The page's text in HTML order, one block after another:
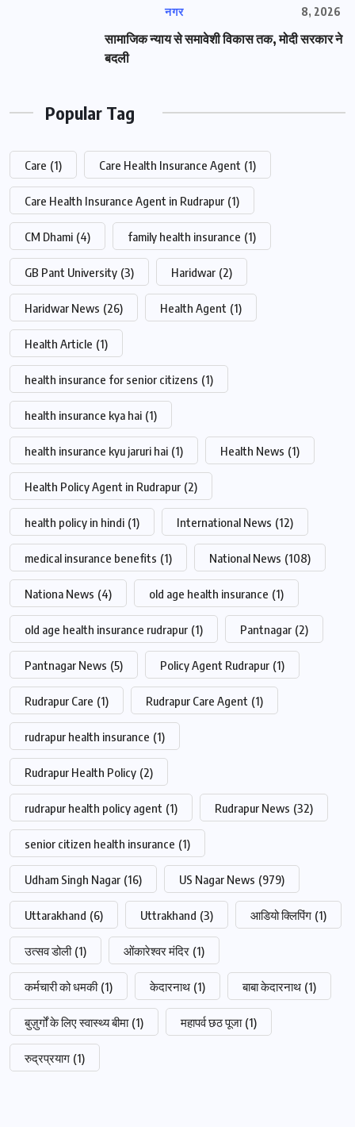
नगर 8, 2026
सामाजिक न्याय से समावेशी विकास तक, मोदी सरकार ने
बदली
Popular Tag
Care (1) Care Health Insurance Agent (1)
Care Health Insurance Agent in Rudrapur (1)
CM Dhami (4) family health insurance (1)
GB Pant University (3) Haridwar (2)
Haridwar News (26) Health Agent (1)
Health Article (1)
health insurance for senior citizens (1)
health insurance kya hai (1)
health insurance kyu jaruri hai (1) Health News (1)
Health Policy Agent in Rudrapur (2)
health policy in hindi (1) International News (12)
medical insurance benefits (1) National News (108)
Nationa News (4) old age health insurance (1)
old age health insurance rudrapur (1) Pantnagar (2)
Pantnagar News (5) Policy Agent Rudrapur (1)
Rudrapur Care (1) Rudrapur Care Agent (1)
rudrapur health insurance (1)
Rudrapur Health Policy (2)
rudrapur health policy agent (1) Rudrapur News (32)
senior citizen health insurance (1)
Udham Singh Nagar (16) US Nagar News (979)
Uttarakhand (6) Uttrakhand (3) आडियो क्लिपिंग (1)
उत्सव डोली (1) ओंकारेश्वर मंदिर (1)
कर्मचारी को धमकी (1) केदारनाथ (1) बाबा केदारनाथ (1)
बुज़ुर्गों के लिए स्वास्थ्य बीमा (1) महापर्व छठ पूजा (1)
रुद्रप्रयाग (1)